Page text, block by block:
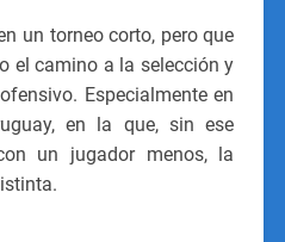
un torneo corto, pero que
el camino a la selección y
Especialmente en
en la que, sin ese
un jugador menos, la